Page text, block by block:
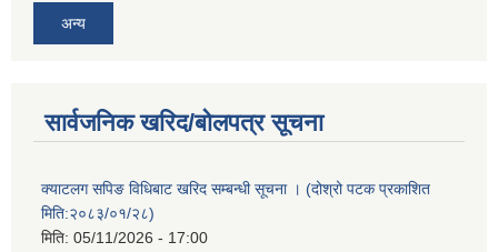
अन्य
सार्वजनिक खरिद/बोलपत्र सूचना
क्याटलग सपिङ विधिबाट खरिद सम्बन्धी सूचना । (दोश्रो पटक प्रकाशित
मिति:२०८३/०१/२८)
मिति: 05/11/2026 - 17:00